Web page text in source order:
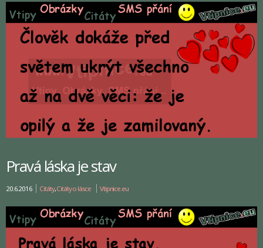
Pravá láska je stav
20.6.2016 Citáty,Citáty o lásce Vtipnice.eu